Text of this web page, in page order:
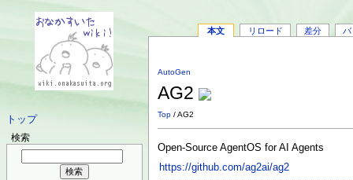
トップ
検索
本文 リロード 差分 バ
AutoGen
AG2
Top / AG2
Open-Source AgentOS for AI Agents
https://github.com/ag2ai/ag2